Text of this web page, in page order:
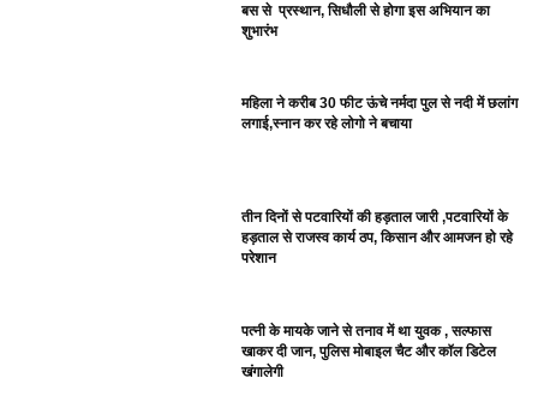
बस से प्रस्थान, सिधौली से होगा इस अभियान का
शुभारंभ
महिला ने करीब 30 फीट ऊंचे नर्मदा पुल से नदी में छलांग
लगाई,स्नान कर रहे लोगो ने बचाया
तीन दिनों से पटवारियों की हड़ताल जारी ,पटवारियों के
हड़ताल से राजस्व कार्य ठप, किसान और आमजन हो रहे
परेशान
पत्नी के मायके जाने से तनाव में था युवक , सल्फास
खाकर दी जान, पुलिस मोबाइल चैट और कॉल डिटेल
खंगालेगी